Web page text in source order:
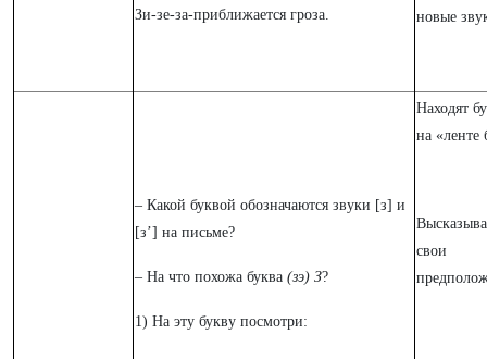
Зи-зе-за-приближается гроза.
новые
– Какой буквой обозначаются звуки [з] и
[з’] на письме?
– На что похожа буква (зэ) З?
1) На эту букву посмотри:
Находят
на «ленте
свои